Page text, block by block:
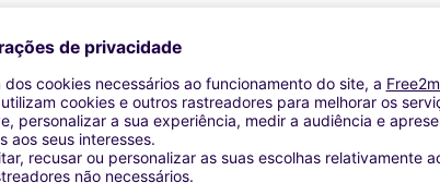
Agências similares